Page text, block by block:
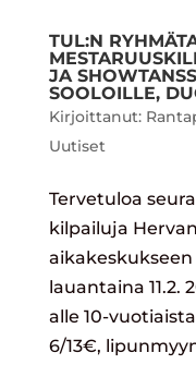
TUL:N
JA
SOOLOILLE,
Kirjoittanut:
Uutiset
Tervetuloa
kilpailuja
lauantaina 11.2.
alle 10-
6/13€,